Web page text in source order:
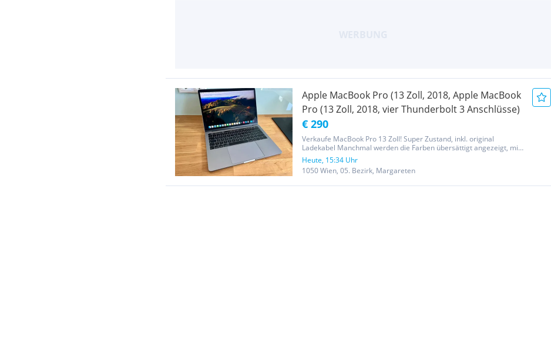
Apple MacBook Pro (13 Zoll, 2018, Apple MacBook
Pro (13 Zoll, 2018, vier Thunderbolt 3 Anschlüsse)
€ 290
Verkaufe MacBook Pro 13 Zoll! Super Zustand, inkl. original
Ladekabel Manchmal werden die Farben übersättigt angezeigt, mit
externem Display kein Problem. Akku hat noch wenig Ladezyklen
(202) und noch im guten Zustand. 2022 wurde von Apple das Top
Case...
Heute, 15:34 Uhr
1050 Wien, 05. Bezirk, Margareten